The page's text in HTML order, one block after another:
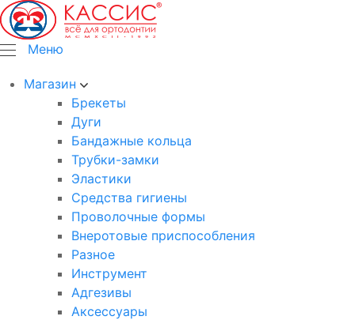
Меню
Магазин
Брекеты
Дуги
Бандажные кольца
Трубки-замки
Эластики
Средства гигиены
Проволочные формы
Внеротовые приспособления
Разное
Инструмент
Адгезивы
Аксессуары